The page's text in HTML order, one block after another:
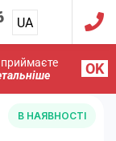
OK
UA
RU
Toshiba
В НАЯВНОСТІ